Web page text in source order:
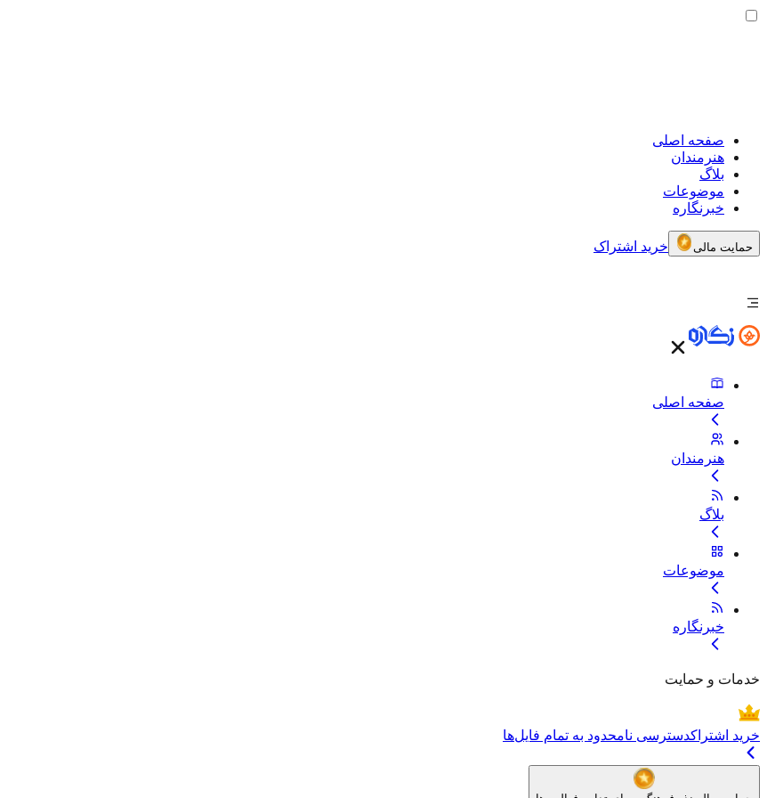
صفحه اصلی
هنرمندان
بلاگ
موضوعات
خبرنگاره
حمایت مالی خرید اشتراک
صفحه اصلی
هنرمندان
بلاگ
موضوعات
خبرنگاره
خدمات و حمایت
خرید اشتراکدسترسی نامحدود به تمام فایل‌ها